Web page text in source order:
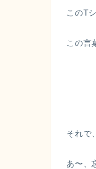
このT
この言
それで
あ〜、